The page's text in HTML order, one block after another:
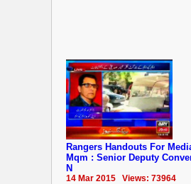
Rangers Handouts For
Mqm : Senior Deputy
N
14 Mar 2015 Views: 73964